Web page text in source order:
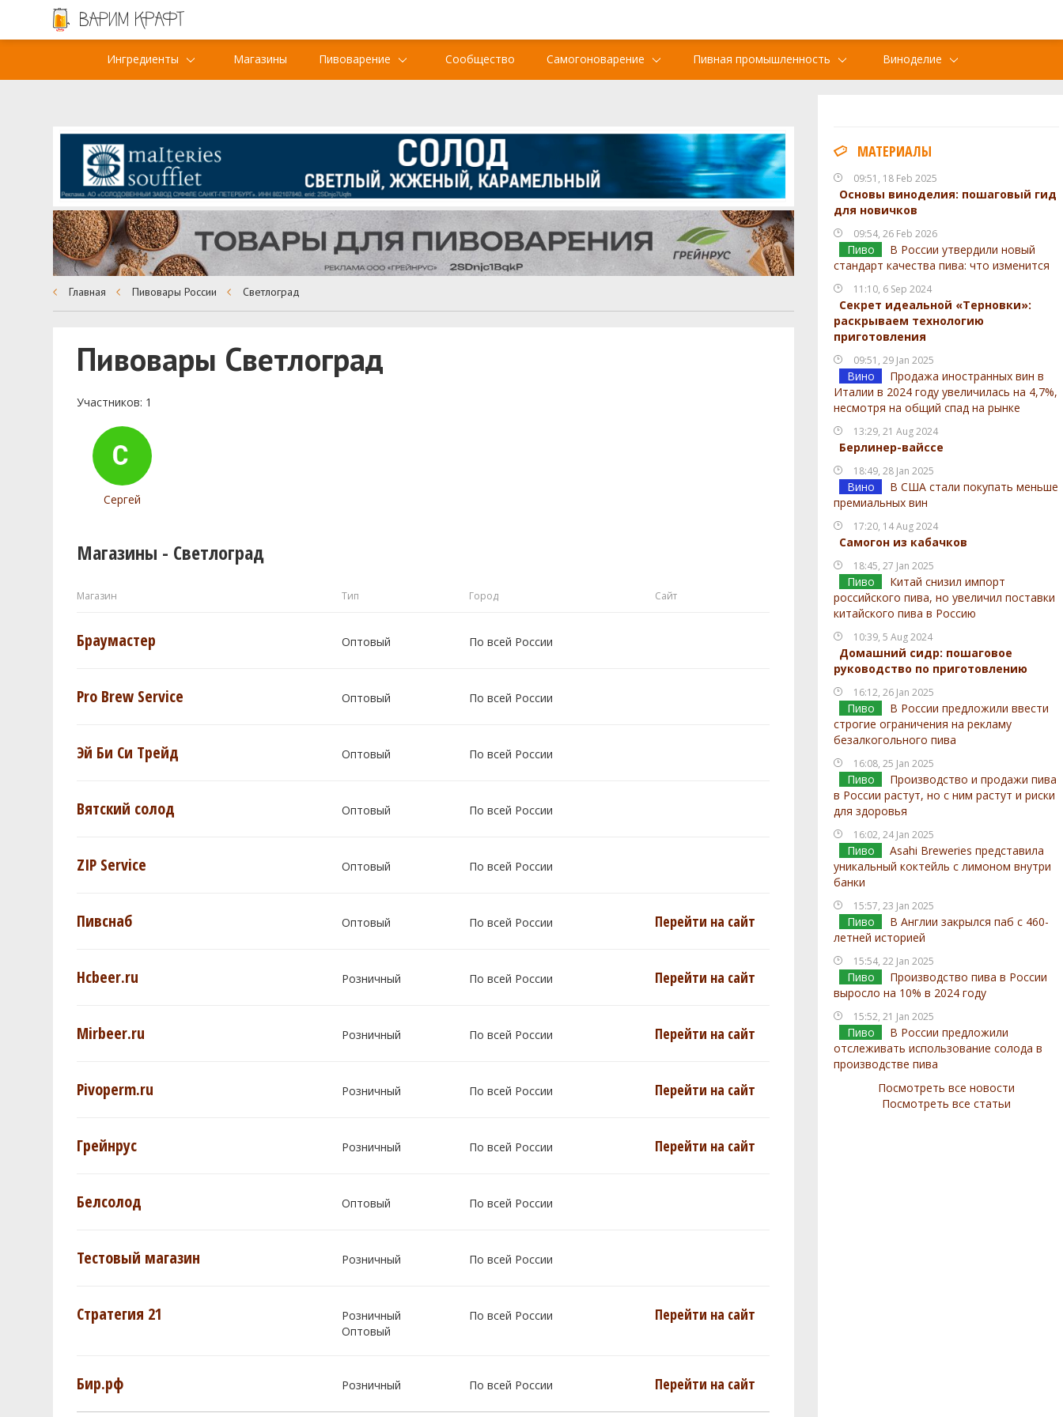
Ингредиенты Магазины Пивоварение Сообщество Самогоноварение Пивная промышленность Виноделие
МАТЕРИАЛЫ
09:51, 18 Feb 2025
Основы виноделия: пошаговый гид
для новичков
09:54, 26 Feb 2026
Пиво
В России утвердили новый
стандарт качества пива: что изменится
11:10, 6 Sep 2024
Секрет идеальной «Терновки»:
раскрываем технологию
приготовления
09:51, 29 Jan 2025
Вино
Продажа иностранных вин в
Италии в 2024 году увеличилась на 4,7%,
несмотря на общий спад на рынке
13:29, 21 Aug 2024
Берлинер-вайссе
18:49, 28 Jan 2025
Вино
В США стали покупать меньше
премиальных вин
17:20, 14 Aug 2024
Самогон из кабачков
18:45, 27 Jan 2025
Пиво
Китай снизил импорт
российского пива, но увеличил поставки
китайского пива в Россию
10:39, 5 Aug 2024
Домашний сидр: пошаговое
руководство по приготовлению
16:12, 26 Jan 2025
Пиво
В России предложили ввести
строгие ограничения на рекламу
безалкогольного пива
16:08, 25 Jan 2025
Пиво
Производство и продажи пива
в России растут, но с ним растут и риски
для здоровья
16:02, 24 Jan 2025
Пиво
Asahi Breweries представила
уникальный коктейль с лимоном внутри
банки
15:57, 23 Jan 2025
Пиво
В Англии закрылся паб с 460-
летней историей
15:54, 22 Jan 2025
Пиво
Производство пива в России
выросло на 10% в 2024 году
15:52, 21 Jan 2025
Пиво
В России предложили
отслеживать использование солода в
производстве пива
Посмотреть все новости
Посмотреть все статьи
Главная Пивовары России Светлоград
Пивовары Светлоград
Участников: 1
Сергей
Магазины - Светлоград
Магазин Тип Город Сайт
Браумастер Оптовый По всей России
Pro Brew Service Оптовый По всей России
Эй Би Си Трейд Оптовый По всей России
Вятский солод Оптовый По всей России
ZIP Service Оптовый По всей России
Пивснаб Оптовый По всей России Перейти на сайт
Hcbeer.ru Розничный По всей России Перейти на сайт
Mirbeer.ru Розничный По всей России Перейти на сайт
Pivoperm.ru Розничный По всей России Перейти на сайт
Грейнрус Розничный По всей России Перейти на сайт
Белсолод Оптовый По всей России
Тестовый магазин Розничный По всей России
Стратегия 21
Розничный
Оптовый
По всей России Перейти на сайт
Бир.рф Розничный По всей России Перейти на сайт